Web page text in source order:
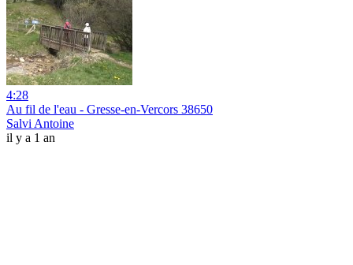
4:28
Au fil de l'eau - Gresse-en-Vercors 38650
Salvi Antoine
il y a 1 an